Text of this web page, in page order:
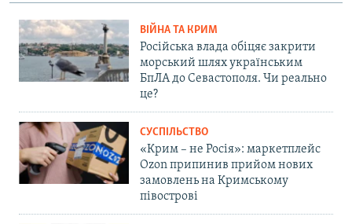
ВІЙНА ТА КРИМ
Російська влада обіцяє закрити
морський шлях українським
БпЛА до Севастополя. Чи реально
це?
СУСПІЛЬСТВО
«Крим – не Росія»: маркетплейс
Ozon припинив прийом нових
замовлень на Кримському
півострові